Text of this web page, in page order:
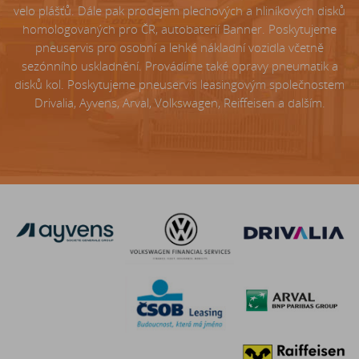
velo plášťů. Dále pak prodejem plechových a hliníkových disků
homologovaných pro ČR, autobaterií Banner. Poskytujeme
pneuservis pro osobní a lehké nákladní vozidla včetně
sezónního uskladnění. Provádíme také opravy pneumatik a
disků kol. Poskytujeme pneuservis leasingovým společnostem
Drivalia, Ayvens, Arval, Volkswagen, Reiffeisen a dalším.